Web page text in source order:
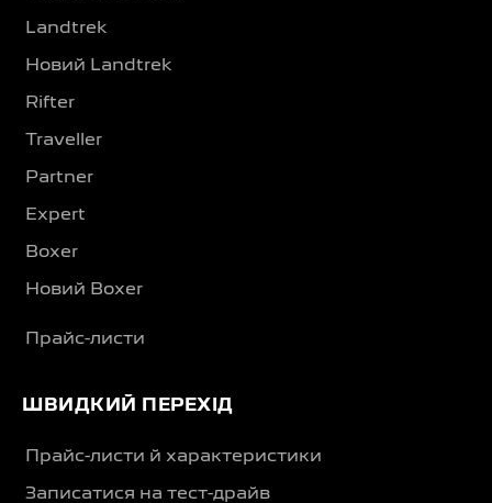
Landtrek
Новий Landtrek
Rifter
Traveller
Partner
Expert
Boxer
Новий Boxer
Прайс-листи
ШВИДКИЙ ПЕРЕХІД
Прайс-листи й характеристики
Записатися на тест-драйв